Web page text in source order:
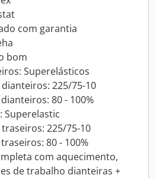
com garantia
bom
Superelásticos
225/75-10
80 - 100%
Superelastic
225/75-10
80 - 100%
com aquecimento,
de trabalho dianteiras +